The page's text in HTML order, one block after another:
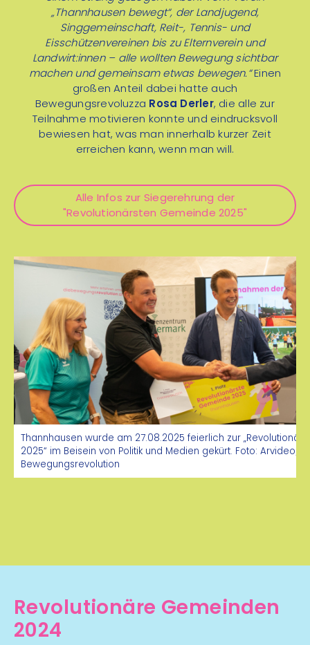
Ostergewinnspiel mit Fotopoints –
Karwoche
Motivationsworkshop der
Bewegungsrevolution „Floing bewegt sich“ –
17. April 17:00 Uhr – Gemeindesaal
Gemeindewandertag – 1. Mai Wanderung zu
Imerys Talc
der größte Talkabbau
Mitteleuropas
„Thannhausen bewegt“, der Landjugend,
Singgemeinschaft, Reit-, Tennis- und
Eisschützenvereinen bis zu Elternverein und
Landwirt:innen – alle wollten Bewegung sichtbar
machen und gemeinsam etwas bewegen.“Einen
großen Anteil dabei hatte auch
Bewegungsrevoluzza Rosa Derler, die alle zur
Teilnahme motivieren konnte und eindrucksvoll
bewiesen hat, was man innerhalb kurzer Zeit
erreichen kann, wenn man will.
Alle Infos zur Siegerehrung der
"Revolutionärsten Gemeinde 2025"
Thannhausen wurde am 27.08.2025 feierlich zur
2025“ im Beisein von Politik und Medien gekürt. Foto: Arvideo/
Bewegungsrevolution
Revolutionäre Gemeinden
2024